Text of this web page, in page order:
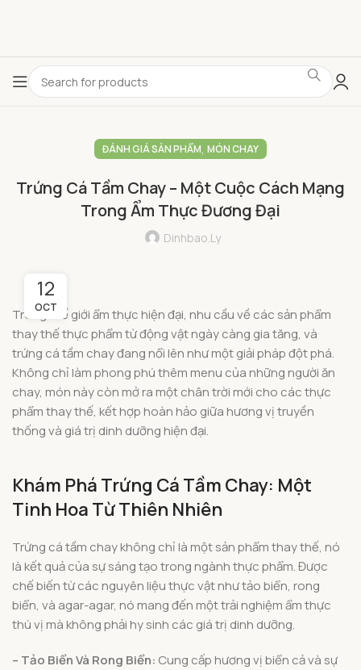
ĐÁNH GIÁ SẢN PHẨM, MÓN CHAY
Trứng Cá Tầm Chay – Một Cuộc Cách Mạng
Trong Ẩm Thực Đương Đại
Dinhbao.ly
12
OCT
Trong thế giới ẩm thực hiện đại, nhu cầu về các sản phẩm
thay thế thực phẩm từ động vật ngày càng gia tăng, và
trứng cá tầm chay đang nổi lên như một giải pháp đột phá.
Không chỉ làm phong phú thêm menu của những người ăn
chay, món này còn mở ra một chân trời mới cho các thực
phẩm thay thế, kết hợp hoàn hảo giữa hương vị truyền
thống và giá trị dinh dưỡng hiện đại.
Khám Phá Trứng Cá Tầm Chay: Một
Tinh Hoa Từ Thiên Nhiên
Trứng cá tầm chay không chỉ là một sản phẩm thay thế, nó
là kết quả của sự sáng tạo trong ngành thực phẩm. Được
chế biến từ các nguyên liệu thực vật như tảo biển, rong
biển, và agar-agar, nó mang đến một trải nghiệm ẩm thực
thú vị mà không phải hy sinh các giá trị dinh dưỡng.
– Tảo Biển Và Rong Biển: Cung cấp hương vị biển cả và sự